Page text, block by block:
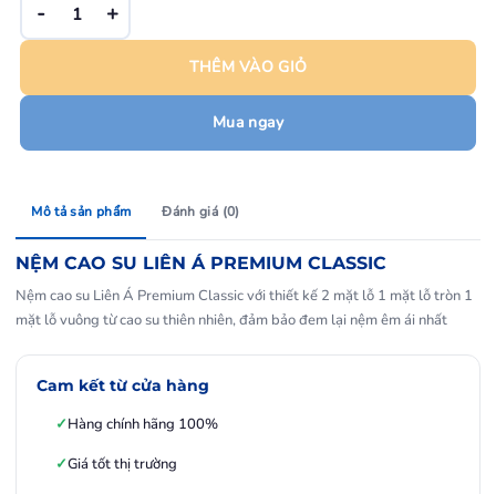
Nệm cao su Liên Á Premium Classic số lượng
THÊM VÀO GIỎ
Mua ngay
Mô tả sản phẩm Đánh giá (0)
NỆM CAO SU LIÊN Á PREMIUM CLASSIC
Nệm cao su Liên Á Premium Classic với thiết kế 2 mặt lỗ 1 mặt lỗ tròn 1
mặt lỗ vuông từ cao su thiên nhiên, đảm bảo đem lại nệm êm ái nhất
Cam kết từ cửa hàng
Hàng chính hãng 100%
Giá tốt thị trường